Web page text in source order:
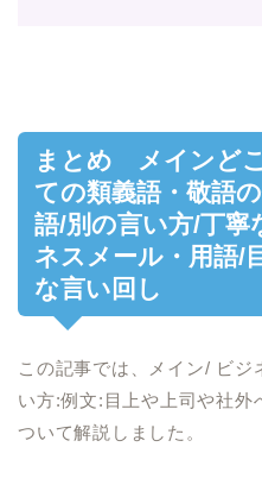
まとめ メインど
ての類義語・敬語
語/別の言い方/丁寧
ネスメール・用語/
な言い回し
この記事では、メイン/ ビ
い方:例文:目上や上司や社外
ついて解説しました。